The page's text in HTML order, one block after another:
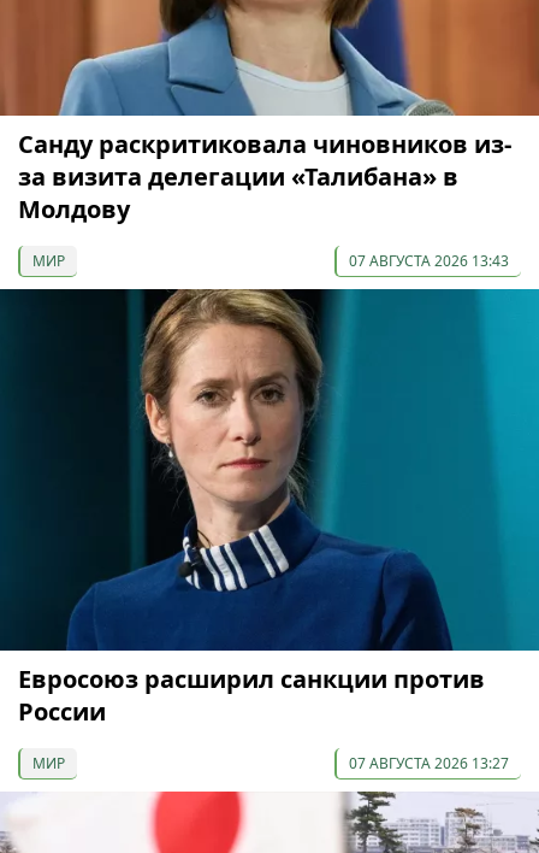
Санду раскритиковала чиновников из-
за визита делегации «Талибана» в
Молдову
МИР 07 АВГУСТА 2026 13:43
Евросоюз расширил санкции против
России
МИР 07 АВГУСТА 2026 13:27